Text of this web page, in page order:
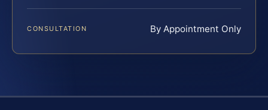
CONSULTATION By Appointment Only